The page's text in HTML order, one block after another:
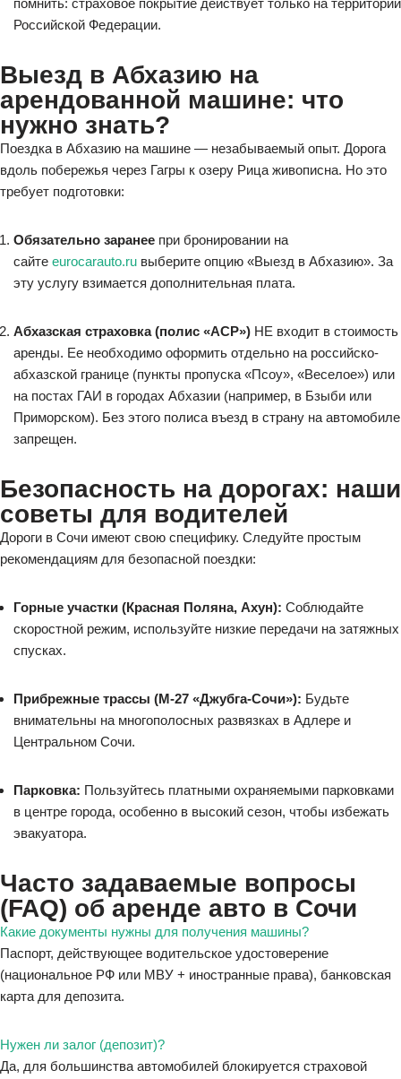
помнить: страховое покрытие действует только на территории
Российской Федерации.
Выезд в Абхазию на
арендованной машине: что
нужно знать?
Поездка в Абхазию на машине — незабываемый опыт. Дорога
вдоль побережья через Гагры к озеру Рица живописна. Но это
требует подготовки:
Обязательно заранее при бронировании на
сайте eurocarauto.ru выберите опцию «Выезд в Абхазию». За
эту услугу взимается дополнительная плата.
Абхазская страховка (полис «АСР») НЕ входит в стоимость
аренды. Ее необходимо оформить отдельно на российско-
абхазской границе (пункты пропуска «Псоу», «Веселое») или
на постах ГАИ в городах Абхазии (например, в Бзыби или
Приморском). Без этого полиса въезд в страну на автомобиле
запрещен.
Безопасность на дорогах: наши
советы для водителей
Дороги в Сочи имеют свою специфику. Следуйте простым
рекомендациям для безопасной поездки:
Горные участки (Красная Поляна, Ахун): Соблюдайте
скоростной режим, используйте низкие передачи на затяжных
спусках.
Прибрежные трассы (М-27 «Джубга-Сочи»): Будьте
внимательны на многополосных развязках в Адлере и
Центральном Сочи.
Парковка: Пользуйтесь платными охраняемыми парковками
в центре города, особенно в высокий сезон, чтобы избежать
эвакуатора.
Часто задаваемые вопросы
(FAQ) об аренде авто в Сочи
Какие документы нужны для получения машины?
Паспорт, действующее водительское удостоверение
(национальное РФ или МВУ + иностранные права), банковская
карта для депозита.
Нужен ли залог (депозит)?
Да, для большинства автомобилей блокируется страховой